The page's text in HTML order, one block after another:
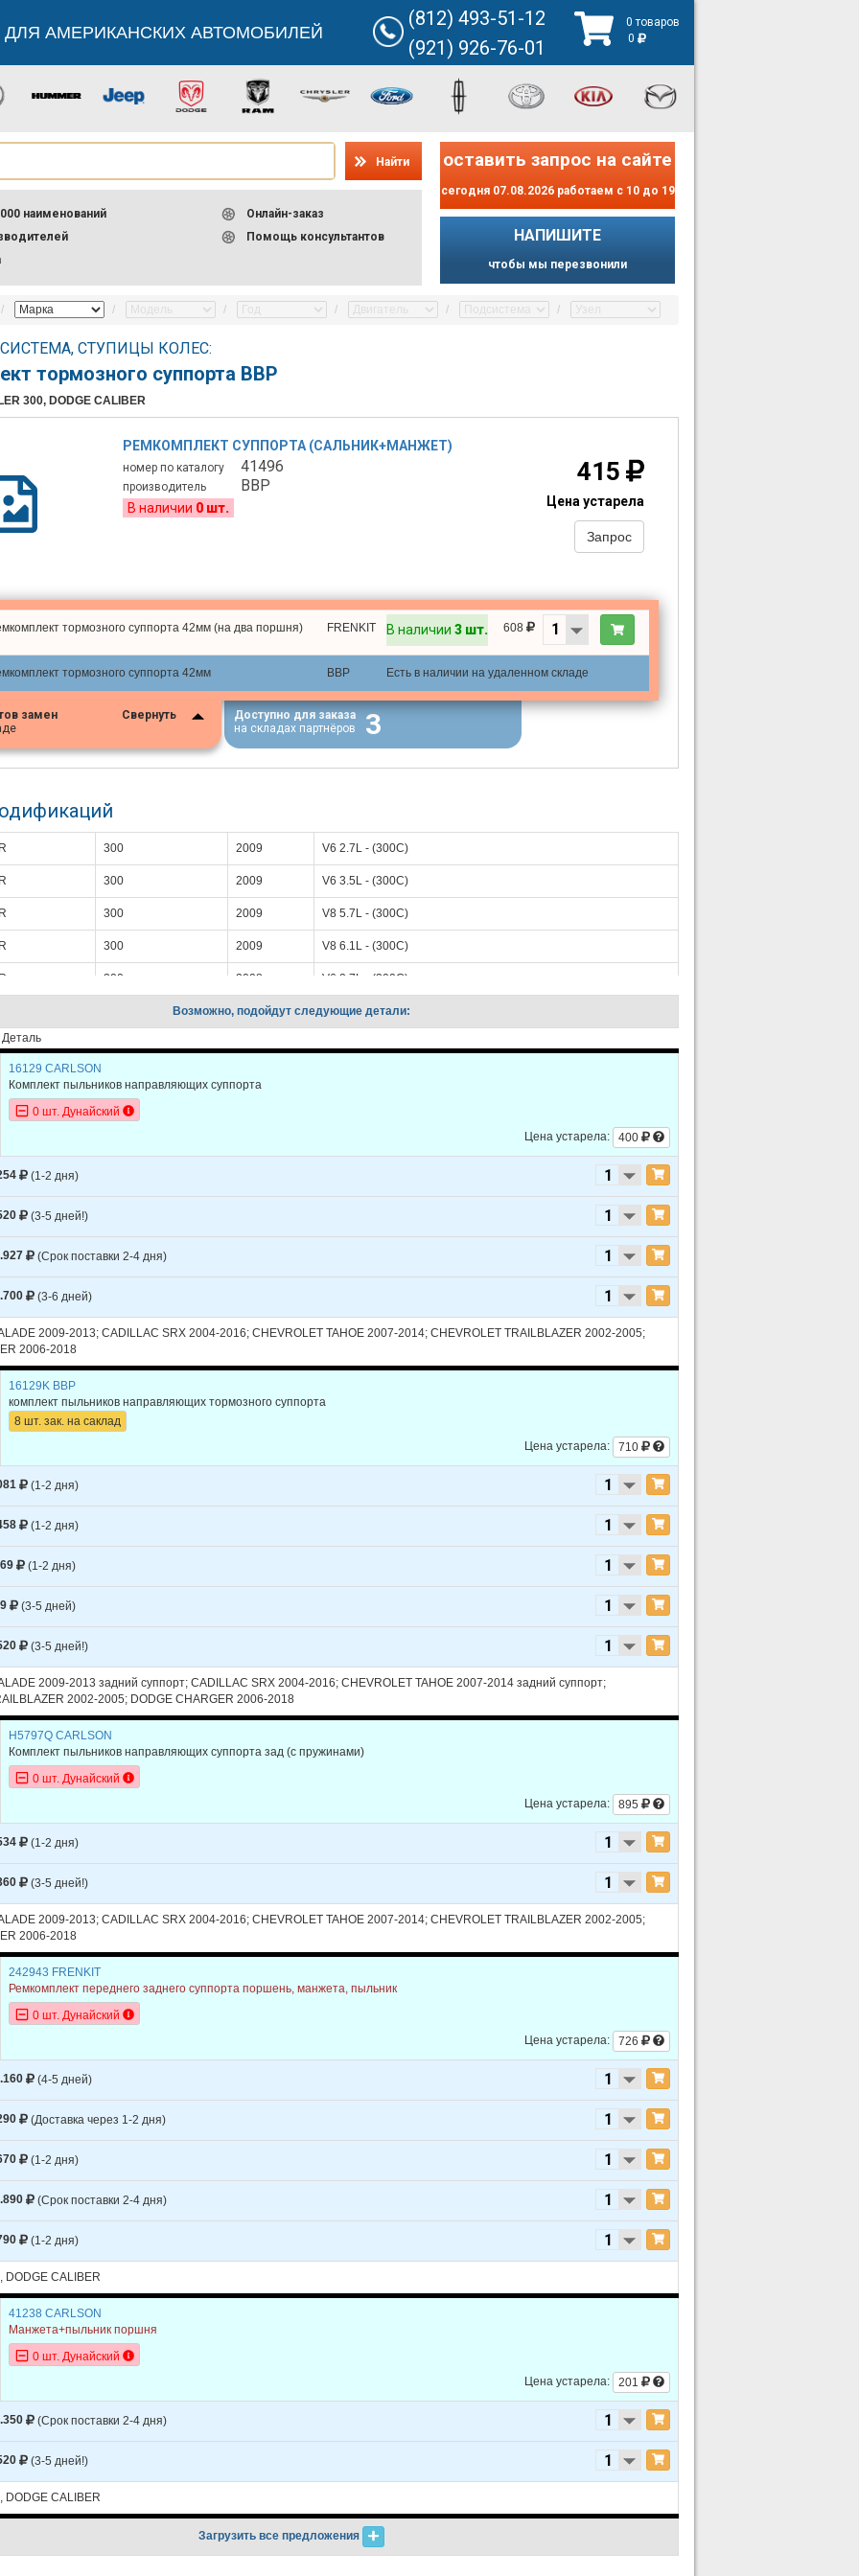
ДЛЯ АМЕРИКАНСКИХ АВТОМОБИЛЕЙ
(812) 493-51-12
(921) 926-76-01
0 товаров
0
Найти
наименований
Онлайн-заказ
Помощь консультантов
оставить запрос на сайте
сегодня 07.08.2026 работаем с 10 до 19
НАПИШИТЕ
чтобы мы перезвонили
СТУПИЦЫ КОЛЕС:
тормозного суппорта BBP
300, DODGE CALIBER
РЕМКОМПЛЕКТ СУППОРТА (САЛЬНИК+МАНЖЕТ)
номер по каталогу 41496
производитель BBP
В наличии 0 шт.
415
Цена устарела
Запрос
тормозного суппорта 42мм (на два поршня) FRENKIT В наличии 3 шт. 608
тормозного суппорта 42мм BBP Есть в наличии на удаленном складе
замен
Свернуть
Доступно для заказа
на складах партнёров
3
300 2009 V6 2.7L - (300С)
300 2009 V6 3.5L - (300С)
300 2009 V8 5.7L - (300С)
300 2009 V8 6.1L - (300С)
300 2008 V6 2.7L - (300С)
2008 V6 3.5L - (300С)
300
300 2006 V6 2.7L - (300С)
300 2006 V8 6.1L - (300С)
300 2005 V6 2.7L - (300С)
300 2005 V6 3.5L - (300С)
300
300 2005 V8 6.1L - (300С)
Возможно, подойдут следующие детали:
Деталь
16129 CARLSON
Комплект пыльников направляющих суппорта
0 шт. Дунайский
Цена устарела:
400
(1-2 дня)
(3-5 дней!)
(Срок поставки 2-4 дня)
(3-6 дней)
2009-2013; CADILLAC SRX 2004-2016; CHEVROLET TAHOE 2007-2014; CHEVROLET TRAILBLAZER 2002-2005;
2006-2018
16129K BBP
комплект пыльников направляющих тормозного суппорта
8 шт. зак. на саклад
Цена устарела:
710
(1-2 дня)
(1-2 дня)
(1-2 дня)
(3-5 дней)
(3-5 дней!)
2009-2013 задний суппорт; CADILLAC SRX 2004-2016; CHEVROLET TAHOE 2007-2014 задний суппорт;
2002-2005; DODGE CHARGER 2006-2018
H5797Q CARLSON
Комплект пыльников направляющих суппорта зад (с пружинами)
0 шт. Дунайский
Цена устарела:
895
(1-2 дня)
(3-5 дней!)
2009-2013; CADILLAC SRX 2004-2016; CHEVROLET TAHOE 2007-2014; CHEVROLET TRAILBLAZER 2002-2005;
2006-2018
242943 FRENKIT
Ремкомплект переднего заднего суппорта поршень, манжета, пыльник
0 шт. Дунайский
Цена устарела:
726
(4-5 дней)
(Доставка через 1-2 дня)
(1-2 дня)
(Срок поставки 2-4 дня)
(1-2 дня)
DODGE CALIBER
41238 CARLSON
Манжета+пыльник поршня
0 шт. Дунайский
Цена устарела:
201
(Срок поставки 2-4 дня)
(3-5 дней!)
DODGE CALIBER
Загрузить все предложения